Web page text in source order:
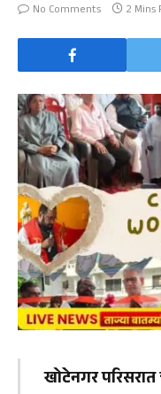
No Comments
2 Mins
खोटेनगर परिसरात